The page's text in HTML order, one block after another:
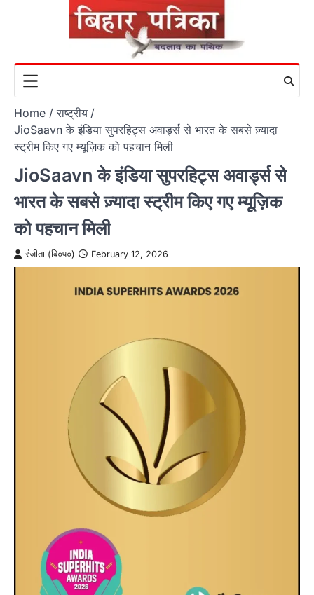
Home
राष्ट्रीय
JioSaavn के इंडिया सुपरहिट्स अवार्ड्स से भारत के सबसे ज़्यादा
स्ट्रीम किए गए म्यूज़िक को पहचान मिली
JioSaavn के इंडिया सुपरहिट्स अवार्ड्स से
भारत के सबसे ज़्यादा स्ट्रीम किए गए म्यूज़िक
को पहचान मिली
रंजीता (बि०प०) February 12, 2026